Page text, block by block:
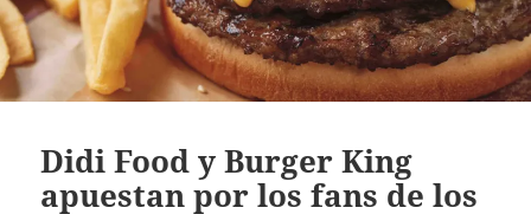
Didi Food y Burger King
apuestan por los fans de los